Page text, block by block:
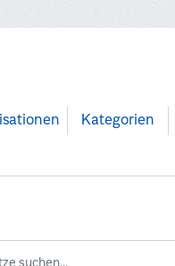
Kategorien